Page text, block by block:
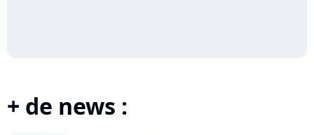
+ de news :